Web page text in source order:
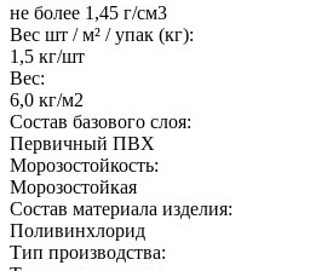
не более 1,45 г/см3
Вес шт / м² / упак (кг):
1,5 кг/шт
Вес:
6,0 кг/м2
Состав базового слоя:
Первичный ПВХ
Морозостойкость:
Морозостойкая
Состав материала изделия:
Поливинхлорид
Тип производства: